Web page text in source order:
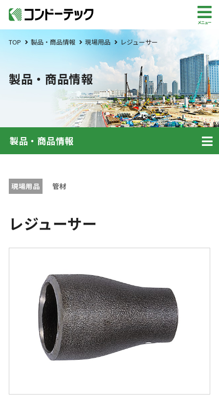
メニュー
TOP 製品・商品情報 現場用品 レジューサー
製品・商品情報
製品・商品情報
現場用品 管材
レジューサー